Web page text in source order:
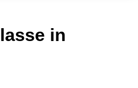
in